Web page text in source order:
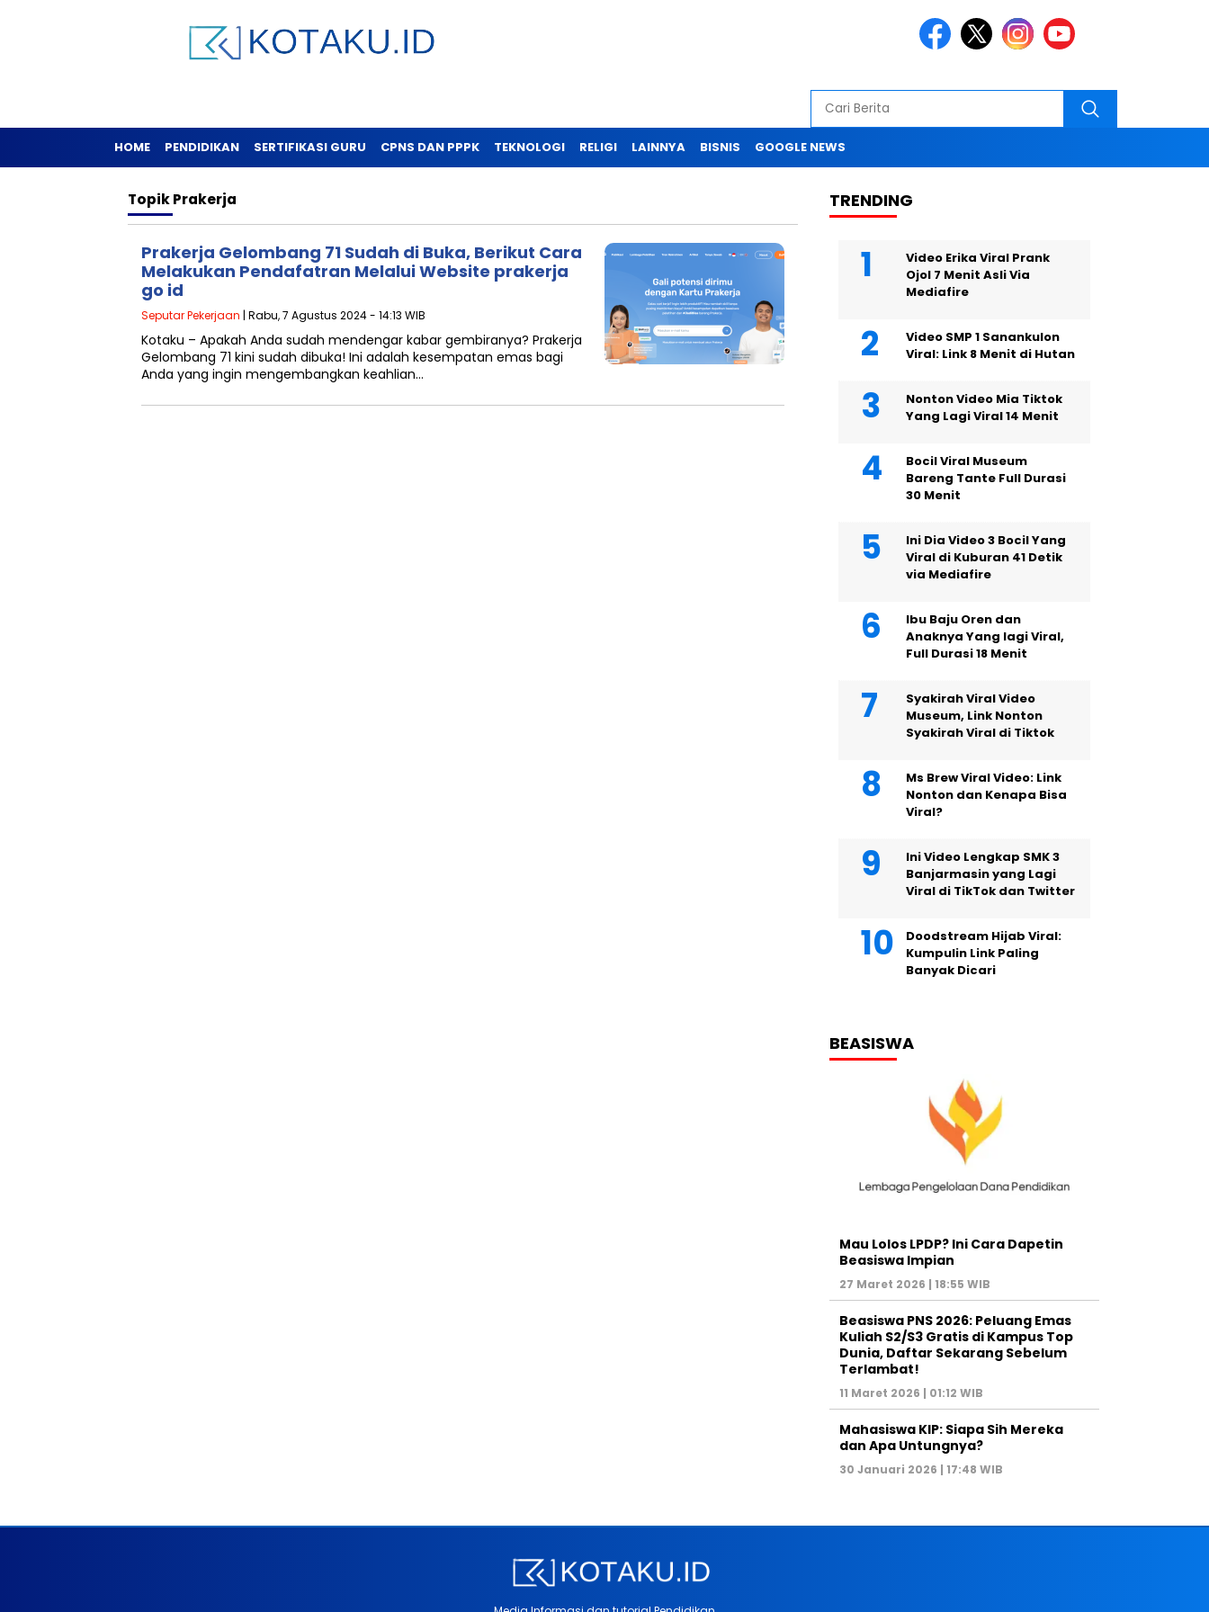
HOME PENDIDIKAN SERTIFIKASI GURU CPNS DAN PPPK TEKNOLOGI RELIGI LAINNYA BISNIS GOOGLE NEWS
TopikPrakerja
Prakerja Gelombang 71 Sudah di Buka, Berikut Cara
Melakukan Pendafatran Melalui Website prakerja
go id
Seputar Pekerjaan | Rabu, 7 Agustus 2024 - 14:13 WIB
Kotaku – Apakah Anda sudah mendengar kabar gembiranya? Prakerja
Gelombang 71 kini sudah dibuka! Ini adalah kesempatan emas bagi
Anda yang ingin mengembangkan keahlian…
TRENDING
Video Erika Viral Prank
Ojol 7 Menit Asli Via
Mediafire
Video SMP 1 Sanankulon
Viral: Link 8 Menit di Hutan
Nonton Video Mia Tiktok
Yang Lagi Viral 14 Menit
Bocil Viral Museum
Bareng Tante Full Durasi
30 Menit
Ini Dia Video 3 Bocil Yang
Viral di Kuburan 41 Detik
via Mediafire
Ibu Baju Oren dan
Anaknya Yang lagi Viral,
Full Durasi 18 Menit
Syakirah Viral Video
Museum, Link Nonton
Syakirah Viral di Tiktok
Ms Brew Viral Video: Link
Nonton dan Kenapa Bisa
Viral?
Ini Video Lengkap SMK 3
Banjarmasin yang Lagi
Viral di TikTok dan Twitter
Doodstream Hijab Viral:
Kumpulin Link Paling
Banyak Dicari
BEASISWA
Mau Lolos LPDP? Ini Cara Dapetin
Beasiswa Impian
27 Maret 2026 | 18:55 WIB
Beasiswa PNS 2026: Peluang Emas
Kuliah S2/S3 Gratis di Kampus Top
Dunia, Daftar Sekarang Sebelum
Terlambat!
11 Maret 2026 | 01:12 WIB
Mahasiswa KIP: Siapa Sih Mereka
dan Apa Untungnya?
30 Januari 2026 | 17:48 WIB